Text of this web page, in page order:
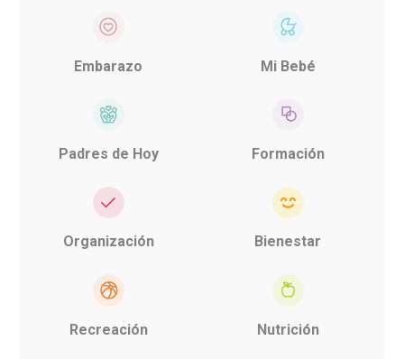
Embarazo Mi Bebé
Padres de Hoy Formación
Organización Bienestar
Recreación Nutrición